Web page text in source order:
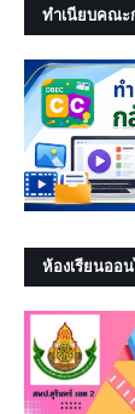
ทำเนียบคณะ
ห้องเรียนออ